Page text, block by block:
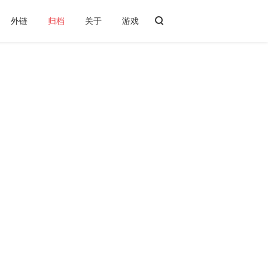
外链 归档 关于 游戏